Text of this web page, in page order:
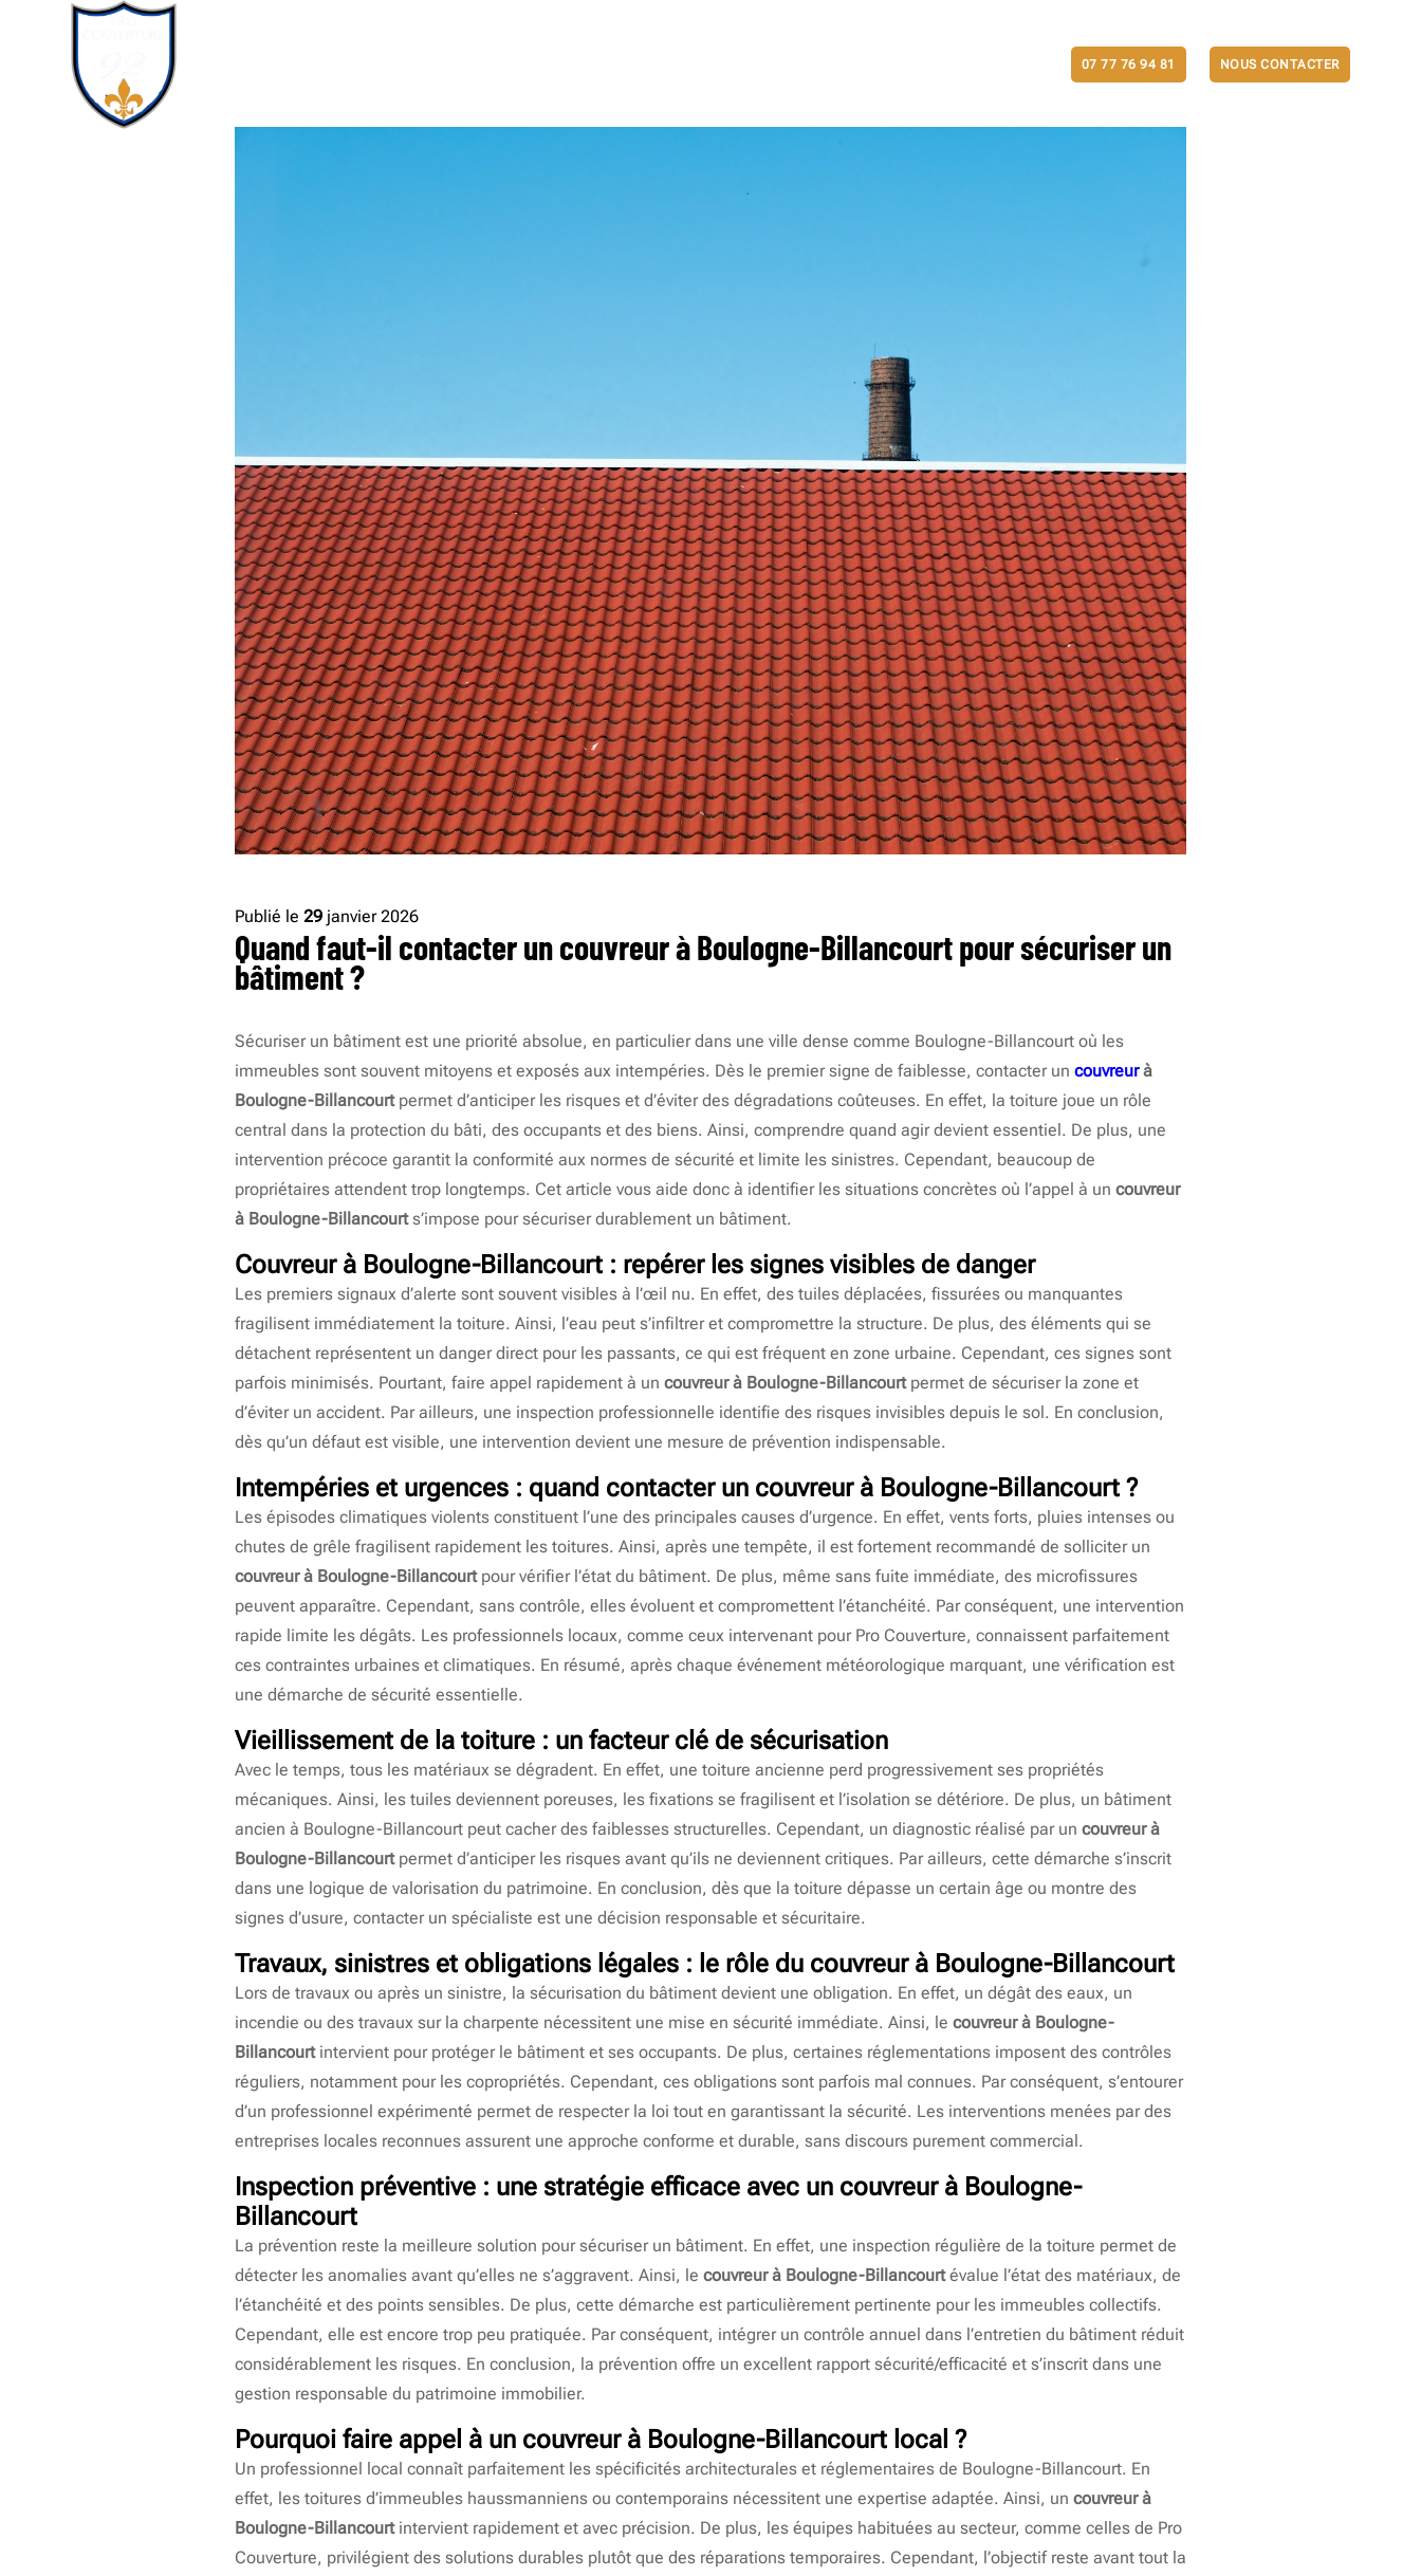
07 77 76 94 81 NOUS CONTACTER
Publié le 29 janvier 2026
Quand faut-il contacter un couvreur à Boulogne-Billancourt pour sécuriser un
bâtiment ?
Sécuriser un bâtiment est une priorité absolue, en particulier dans une ville dense comme Boulogne-Billancourt où les
immeubles sont souvent mitoyens et exposés aux intempéries. Dès le premier signe de faiblesse, contacter un couvreurà
Boulogne-Billancourtpermet d’anticiper les risques et d’éviter des dégradations coûteuses. En effet, la toiture joue un rôle
central dans la protection du bâti, des occupants et des biens. Ainsi, comprendre quand agir devient essentiel. De plus, une
intervention précoce garantit la conformité aux normes de sécurité et limite les sinistres. Cependant, beaucoup de
propriétaires attendent trop longtemps. Cet article vous aide donc à identifier les situations concrètes où l’appel à un couvreur
à Boulogne-Billancourts’impose pour sécuriser durablement un bâtiment.
Couvreur à Boulogne-Billancourt : repérer les signes visibles de danger
Les premiers signaux d’alerte sont souvent visibles à l’œil nu. En effet, des tuiles déplacées, fissurées ou manquantes
fragilisent immédiatement la toiture. Ainsi, l’eau peut s’infiltrer et compromettre la structure. De plus, des éléments qui se
détachent représentent un danger direct pour les passants, ce qui est fréquent en zone urbaine. Cependant, ces signes sont
parfois minimisés. Pourtant, faire appel rapidement à un couvreur à Boulogne-Billancourtpermet de sécuriser la zone et
d’éviter un accident. Par ailleurs, une inspection professionnelle identifie des risques invisibles depuis le sol. En conclusion,
dès qu’un défaut est visible, une intervention devient une mesure de prévention indispensable.
Intempéries et urgences : quand contacter un couvreur à Boulogne-Billancourt ?
Les épisodes climatiques violents constituent l’une des principales causes d’urgence. En effet, vents forts, pluies intenses ou
chutes de grêle fragilisent rapidement les toitures. Ainsi, après une tempête, il est fortement recommandé de solliciter un
couvreur à Boulogne-Billancourtpour vérifier l’état du bâtiment. De plus, même sans fuite immédiate, des microfissures
peuvent apparaître. Cependant, sans contrôle, elles évoluent et compromettent l’étanchéité. Par conséquent, une intervention
rapide limite les dégâts. Les professionnels locaux, comme ceux intervenant pour Pro Couverture, connaissent parfaitement
ces contraintes urbaines et climatiques. En résumé, après chaque événement météorologique marquant, une vérification est
une démarche de sécurité essentielle.
Vieillissement de la toiture : un facteur clé de sécurisation
Avec le temps, tous les matériaux se dégradent. En effet, une toiture ancienne perd progressivement ses propriétés
mécaniques. Ainsi, les tuiles deviennent poreuses, les fixations se fragilisent et l’isolation se détériore. De plus, un bâtiment
ancien à Boulogne-Billancourt peut cacher des faiblesses structurelles. Cependant, un diagnostic réalisé par un couvreur à
Boulogne-Billancourtpermet d’anticiper les risques avant qu’ils ne deviennent critiques. Par ailleurs, cette démarche s’inscrit
dans une logique de valorisation du patrimoine. En conclusion, dès que la toiture dépasse un certain âge ou montre des
signes d’usure, contacter un spécialiste est une décision responsable et sécuritaire.
Travaux, sinistres et obligations légales : le rôle du couvreur à Boulogne-Billancourt
Lors de travaux ou après un sinistre, la sécurisation du bâtiment devient une obligation. En effet, un dégât des eaux, un
incendie ou des travaux sur la charpente nécessitent une mise en sécurité immédiate. Ainsi, le couvreur à Boulogne-
Billancourtintervient pour protéger le bâtiment et ses occupants. De plus, certaines réglementations imposent des contrôles
réguliers, notamment pour les copropriétés. Cependant, ces obligations sont parfois mal connues. Par conséquent, s’entourer
d’un professionnel expérimenté permet de respecter la loi tout en garantissant la sécurité. Les interventions menées par des
entreprises locales reconnues assurent une approche conforme et durable, sans discours purement commercial.
Inspection préventive : une stratégie efficace avec un couvreur à Boulogne-
Billancourt
La prévention reste la meilleure solution pour sécuriser un bâtiment. En effet, une inspection régulière de la toiture permet de
détecter les anomalies avant qu’elles ne s’aggravent. Ainsi, le couvreur à Boulogne-Billancourtévalue l’état des matériaux, de
l’étanchéité et des points sensibles. De plus, cette démarche est particulièrement pertinente pour les immeubles collectifs.
Cependant, elle est encore trop peu pratiquée. Par conséquent, intégrer un contrôle annuel dans l’entretien du bâtiment réduit
considérablement les risques. En conclusion, la prévention offre un excellent rapport sécurité/efficacité et s’inscrit dans une
gestion responsable du patrimoine immobilier.
Pourquoi faire appel à un couvreur à Boulogne-Billancourt local ?
Un professionnel local connaît parfaitement les spécificités architecturales et réglementaires de Boulogne-Billancourt. En
effet, les toitures d’immeubles haussmanniens ou contemporains nécessitent une expertise adaptée. Ainsi, un couvreur à
Boulogne-Billancourtintervient rapidement et avec précision. De plus, les équipes habituées au secteur, comme celles de Pro
Couverture, privilégient des solutions durables plutôt que des réparations temporaires. Cependant, l’objectif reste avant tout la